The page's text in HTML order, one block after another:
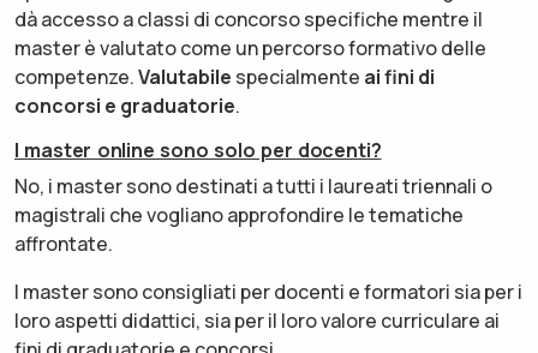
dà accesso a classi di concorso specifiche mentre il
master è valutato come un percorso formativo delle
competenze.Valutabile specialmente ai fini di
concorsi e graduatorie.
I master online sono solo per docenti?
No, i master sono destinati a tutti i laureati triennali o
magistrali che vogliano approfondire le tematiche
affrontate.
I master sono consigliati per docenti e formatori sia per i
loro aspetti didattici, sia per il loro valore curriculare ai